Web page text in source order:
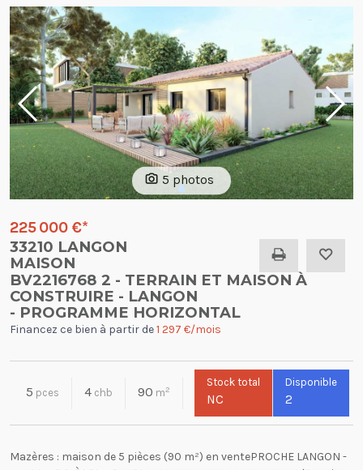
5 photos
225 000 €*
33210 LANGON
MAISON
BV2216768 2 - TERRAIN ET MAISON À
CONSTRUIRE - LANGON
- PROGRAMME HORIZONTAL
Financez ce bien à partir de1 297 €/mois
5 pces 4 chb 90 m2
Stock total
NC
Disponible
2
Mazères : maison de 5 pièces (90 m²) en ventePROCHE LANGON -